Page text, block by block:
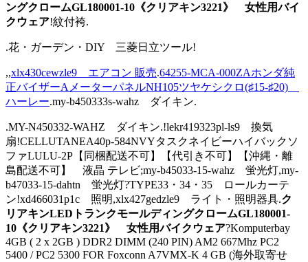
ングクロームGL180001-10《クリアキン3221》 女性用バイ
クウェア!紋付袴.
.花・ガーデン・DIY 三菱日立ツール!
,,xlx430cewzle9 エアコン 販売.64255-MCA-000ZAホンダ純
正バイザーAメーターパネルNH105ツヤケシクロ(♯15-♯20)
ハーレー.my-b450333s-wahz ダイキン.
.MY-N450332-WAHZ ダイキン.!lekr419323pl-ls9 換気
扇!CELLUTANEA40p-584NVYタスクネイビーハイバックソ
ファLULU-2P【同梱配送不可】【代引き不可】【沖縄・離
島配送不可】 液晶 テレビ;my-b45033-15-wahz 蛍光灯,my-
b47033-15-dahtn 蛍光灯?TYPE33・34・35 ロールカーテ
ン!xd466031p1c 照明,xlx427gedzle9 ライト・照明器具.ク
リアキンLEDトランクモールディングクロームGL180001-
10《クリアキン3221》 女性用バイクウェア?Komputerbay
4GB ( 2 x 2GB ) DDR2 DIMM (240 PIN) AM2 667Mhz PC2
5400 / PC2 5300 FOR Foxconn A7VMX-K 4 GB (海外取寄せ